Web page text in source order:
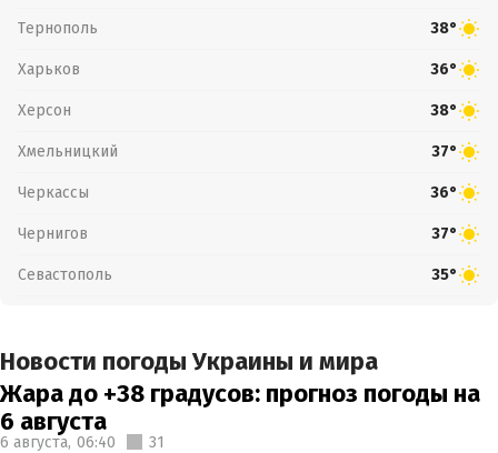
Тернополь 38°
Харьков 36°
Херсон 38°
Хмельницкий 37°
Черкассы 36°
Чернигов 37°
Севастополь 35°
Новости погоды Украины и мира
Жара до +38 градусов: прогноз погоды на
6 августа
6 августа, 06:40 31